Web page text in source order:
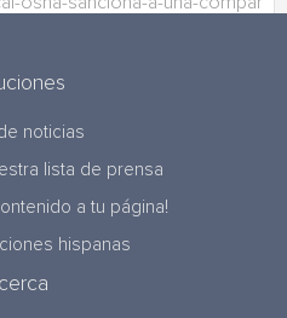
noticias
lista de prensa
a tu página!
hispanas